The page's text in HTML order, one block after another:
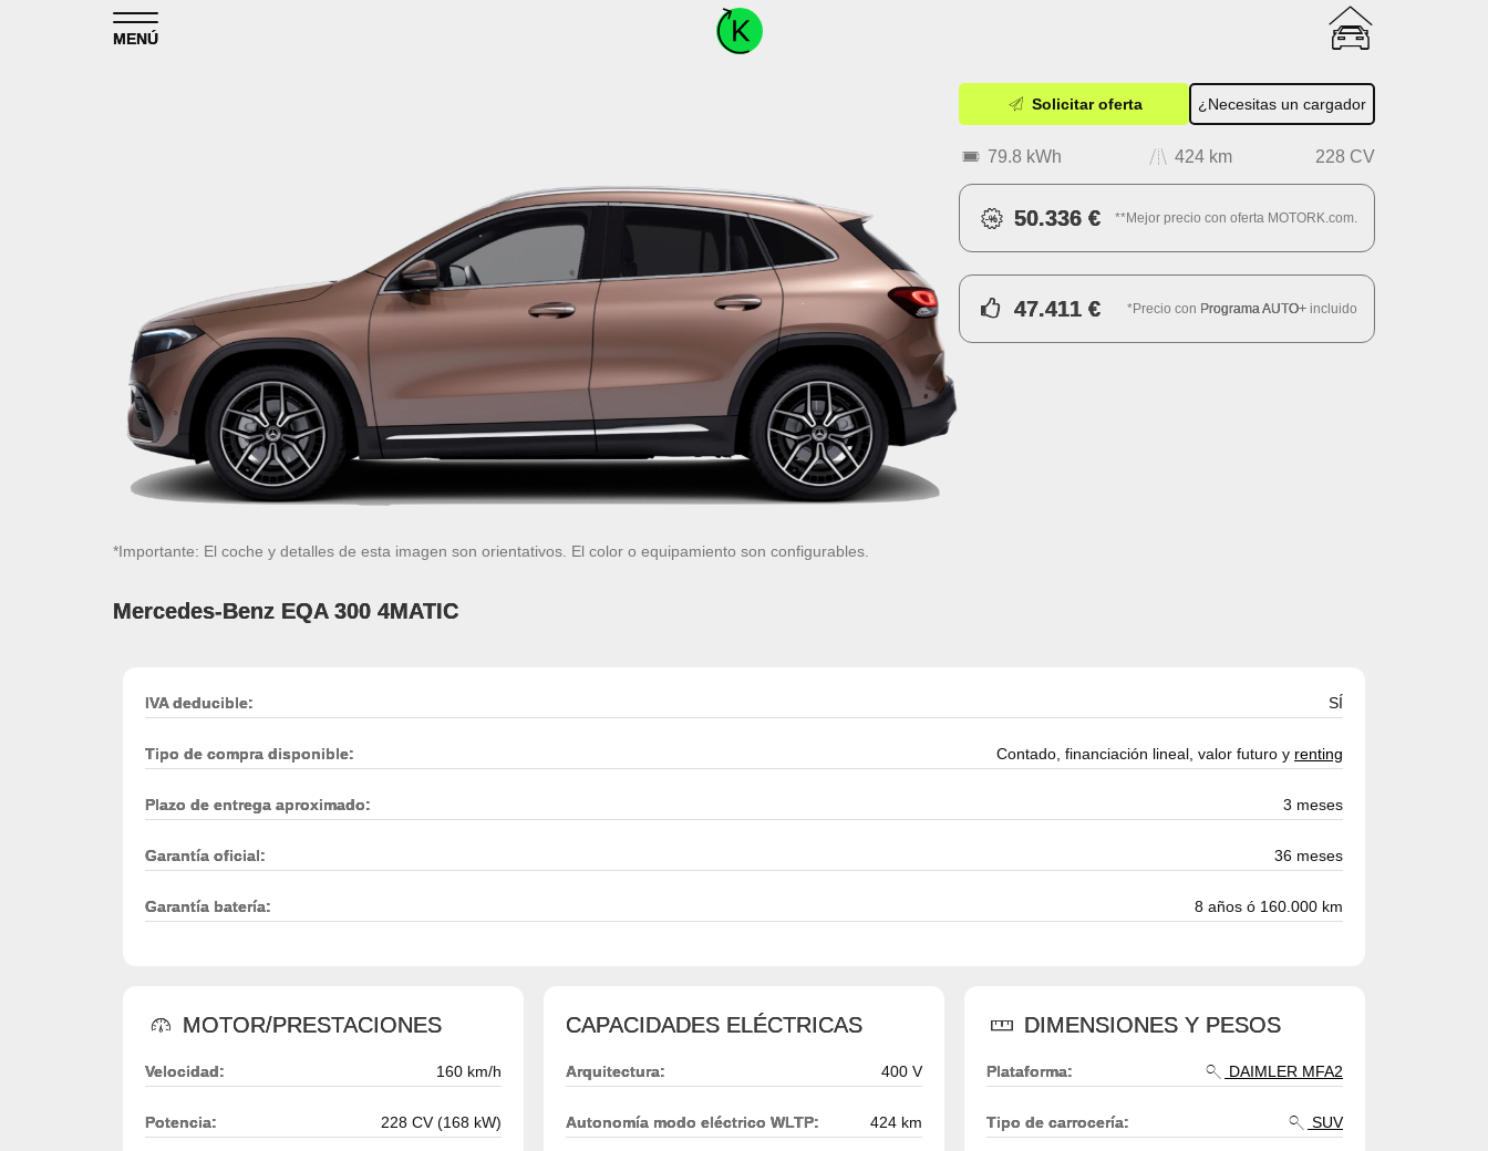
MENÚ
Solicitar oferta ¿Necesitas un cargador
79.8 kWh 424 km 228 CV
50.336 € **Mejor precio con oferta MOTORK.com.
47.411 € *Precio con Programa AUTO+ incluido
*Importante: El coche y detalles de esta imagen son orientativos. El color o equipamiento son configurables.
Mercedes-Benz EQA 300 4MATIC
IVA deducible: SÍ
Tipo de compra disponible: Contado, financiación lineal, valor futuro y renting
Plazo de entrega aproximado: 3 meses
Garantía oficial: 36 meses
Garantía batería: 8 años ó 160.000 km
MOTOR/PRESTACIONES
Velocidad: 160 km/h
Potencia: 228 CV (168 kW)
CAPACIDADES ELÉCTRICAS
Arquitectura: 400 V
Autonomía modo eléctrico WLTP: 424 km
DIMENSIONES Y PESOS
Plataforma: DAIMLER MFA2
Tipo de carrocería: SUV